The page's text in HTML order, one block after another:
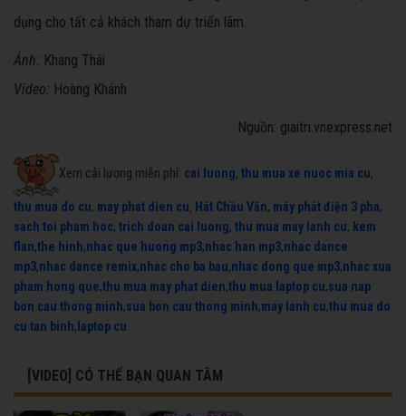
dụng cho tất cả khách tham dự triển lãm.
Ảnh: Khang Thái
Video: Hoàng Khánh
Nguồn: giaitri.vnexpress.net
Xem cải lương miễn phí: cai luong, thu mua xe nuoc mia cu,
thu mua do cu, may phat dien cu, Hát Chầu Văn, máy phát điện 3 pha,
sach toi pham hoc, trich doan cai luong, thu mua may lanh cu, kem
flan,the hinh,nhac que huong mp3,nhac han mp3,nhac dance
mp3,nhac dance remix,nhac cho ba bau,nhac dong que mp3,nhac xua
pham hong que,thu mua may phat dien,thu mua laptop cu,sua nap
bon cau thong minh,sua bon cau thong minh,may lanh cu,thu mua do
cu tan binh, laptop cu
[VIDEO] CÓ THỂ BẠN QUAN TÂM